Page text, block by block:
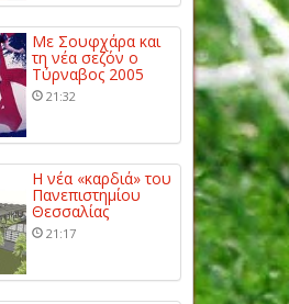
Με Σουφχάρα και
τη νέα σεζόν ο
Τύρναβος 2005
21:32
Η νέα «καρδιά» του
Πανεπιστημίου
Θεσσαλίας
21:17